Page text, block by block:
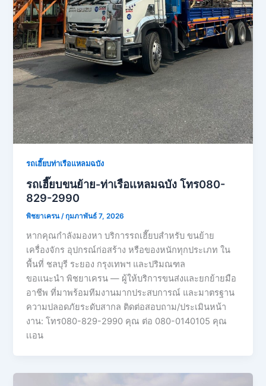
รถเฮี๊ยบท่าเรือแหลมฉบัง
รถเฮี๊ยบขนย้าย-ท่าเรือเเหลมฉบัง โทร080-
829-2990
พิชยาเครน/กุมภาพันธ์ 7, 2026
หากคุณกำลังมองหา บริการรถเฮี๊ยบสำหรับ ขนย้าย
เครื่องจักร อุปกรณ์ก่อสร้าง หรือของหนักทุกประเภท ใน
พื้นที่ ชลบุรี ระยอง กรุงเทพฯ และปริมณฑล
ขอแนะนำ พิชยาเครน — ผู้ให้บริการขนส่งและยกย้ายมือ
อาชีพ ที่มาพร้อมทีมงานมากประสบการณ์ และมาตรฐาน
ความปลอดภัยระดับสากล ติดต่อสอบถาม/ประเมินหน้า
งาน: โทร080-829-2990 คุณ ต่อ 080-0140105 คุณ
เเอน